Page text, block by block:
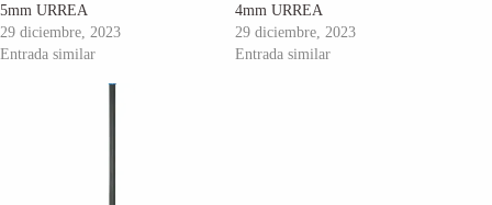
5mm URREA
29 diciembre, 2023
Entrada similar
4mm URREA
29 diciembre, 2023
Entrada similar